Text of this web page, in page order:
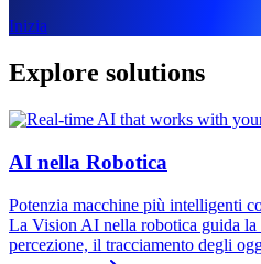
Inizia
Explore solutions
AI nella Robotica
Potenzia macchine più intelligenti
La Vision AI nella robotica guida la
percezione, il tracciamento degli